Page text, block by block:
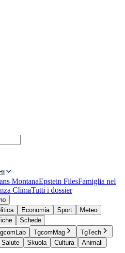
MontanaEpstein FilesFamiglia nel
ClimaTutti i dossier
Economia Sport
Meteo
Schede
TgcomMag
TgTech
Salute Skuola Cultura
Animali